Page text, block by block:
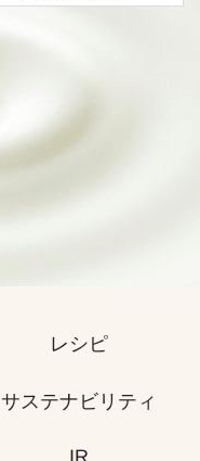
レシピ
サステナビリティ
IR